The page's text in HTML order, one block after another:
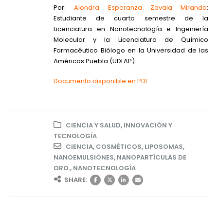
Por:Alondra Esperanza Zavala Miranda:
Estudiante de cuarto semestre de la
Licenciatura en Nanotecnología e Ingeniería
Molecular y la Licenciatura de Químico
Farmacéutico Biólogo en la Universidad de las
Américas Puebla (UDLAP).
Documento disponible en PDF.
CIENCIA Y SALUD, INNOVACIÓN Y
TECNOLOGÍA
CIENCIA, COSMÉTICOS, LIPOSOMAS,
NANOEMULSIONES, NANOPARTÍCULAS DE
ORO., NANOTECNOLOGÍA
SHARE: